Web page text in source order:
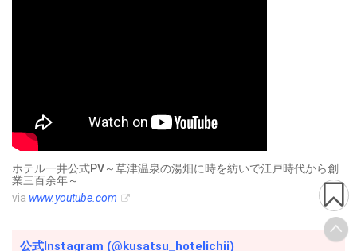
ホテル一井公式PV～草津温泉の湯畑に時を紡いで江戸時代から創
業三百余年～
via www.youtube.com
公式Instagram (@kusatsu_hotelichii)